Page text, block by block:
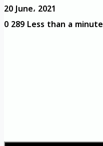
20 June، 2021
0289Less than a minute